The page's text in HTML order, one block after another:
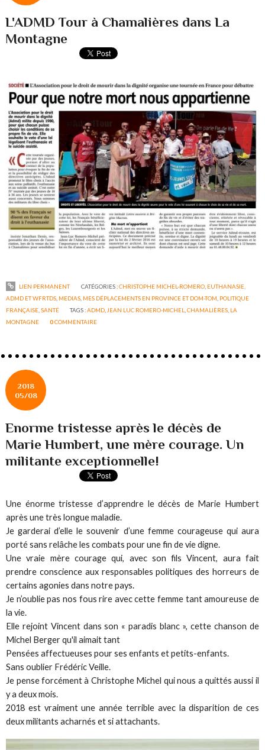
L'ADMD Tour à Chamalières dans La
Montagne
LIEN PERMANENT CATÉGORIES :CHRISTOPHE MICHEL-ROMERO, EUTHANASIE,
ADMD ET WFRTDS MEDIAS MES DÉPLACEMENTS EN PROVINCE ET DOM-TOM POLITIQUE
FRANÇAISE ,SANTÉ TAGS :ADMD JEAN LUC ROMERO-MICHEL ,CHAMALIÈRES LA
MONTAGNE
0COMMENTAIRE
2018
05/08
Enorme tristesse après le décès de
Marie Humbert, une mère courage. Un
militante exceptionnelle!
Une énorme tristesse d’apprendre le décès de Marie Humbert
après une très longue maladie.
Je garderai d’elle le souvenir d’une femme courageuse qui aura
porté sans relâche les combats pour une fin de vie digne.
Une vraie mère courage qui, avec son fils Vincent, aura fait
prendre conscience aux responsables politiques des horreurs de
certains agonies dans notre pays.
Je n’oublie pas nos fous rire avec cette femme tant amoureuse de
la vie.
Elle rejoint Vincent dans son « paradis blanc », cette chanson de
Michel Berger qu'il aimait tant
Pensées affectueuses pour ses enfants et petits-enfants.
Sans oublier Frédéric Veille.
Je pense forcément à Christophe Michel qui nous a quittés aussi il
y a deux mois.
2018 est vraiment une année terrible avec la disparition de ces
deux militants acharnés et si attachants.